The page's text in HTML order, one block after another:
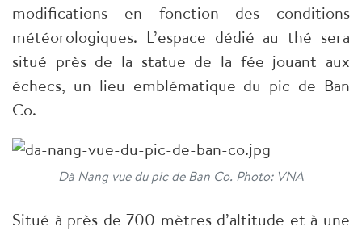
modifications en fonction des conditions
météorologiques. L’espace dédié au thé sera
situé près de la statue de la fée jouant aux
échecs, un lieu emblématique du pic de Ban
Co.
Dà Nang vue du pic de Ban Co. Photo: VNA
Situé à près de 700 mètres d’altitude et à une